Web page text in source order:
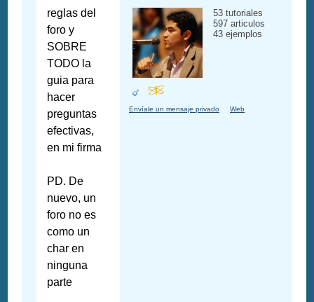
reglas del
foro y
SOBRE
TODO la
guia para
hacer
preguntas
efectivas,
en mi firma
PD. De
nuevo, un
foro no es
como un
char en
ninguna
parte
53 tutoriales
597 articulos
43 ejemplos
Envíale un mensaje privado Web